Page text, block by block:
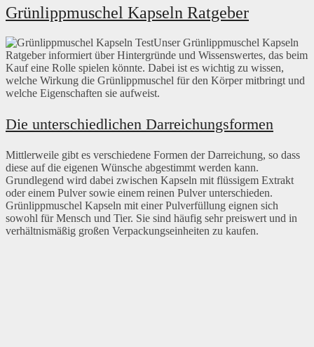
Grünlippmuschel Kapseln Ratgeber
Unser Grünlippmuschel Kapseln
Ratgeber informiert über Hintergründe und Wissenswertes, das beim
Kauf eine Rolle spielen könnte. Dabei ist es wichtig zu wissen,
welche Wirkung die Grünlippmuschel für den Körper mitbringt und
welche Eigenschaften sie aufweist.
Die unterschiedlichen Darreichungsformen
Mittlerweile gibt es verschiedene Formen der Darreichung, so dass
diese auf die eigenen Wünsche abgestimmt werden kann.
Grundlegend wird dabei zwischen Kapseln mit flüssigem Extrakt
oder einem Pulver sowie einem reinen Pulver unterschieden.
Grünlippmuschel Kapseln mit einer Pulverfüllung eignen sich
sowohl für Mensch und Tier. Sie sind häufig sehr preiswert und in
verhältnismäßig großen Verpackungseinheiten zu kaufen.